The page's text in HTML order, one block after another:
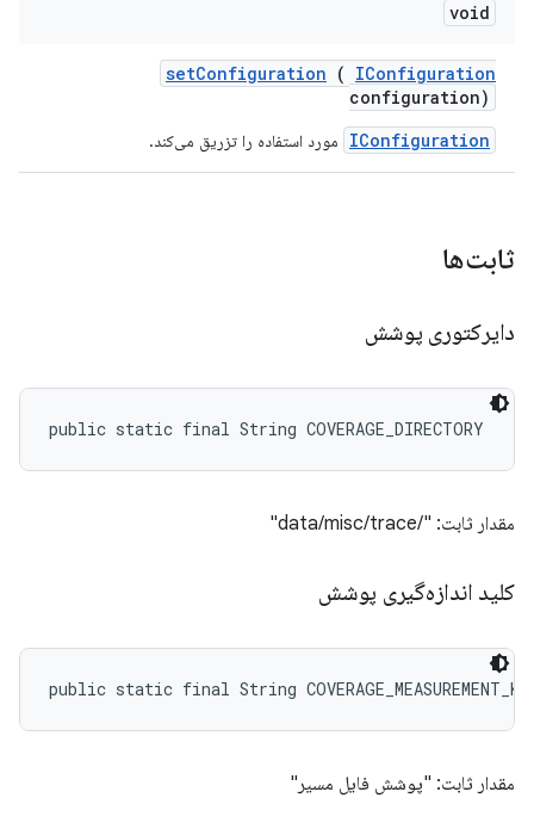
void
setConfiguration ( IConfiguration
configuration)
IConfiguration
مورد استفاده را تزریق می‌کند.
ثابت‌ها
دایرکتوری پوشش
public static final String COVERAGE_DIRECTORY
مقدار ثابت: "/data/misc/trace"
کلید اندازه‌گیری پوشش
public static final String
مقدار ثابت: "پوشش فایل مسیر"